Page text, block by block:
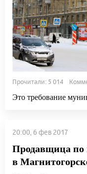
Прочитали: 5 014
Это требование
20:00, 6 фев 2017
Продавщица
в